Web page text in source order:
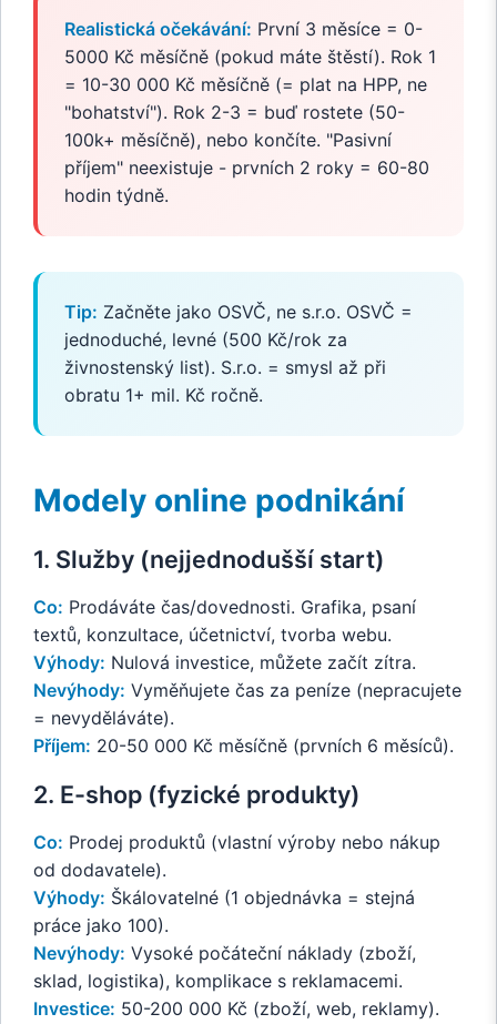
Realistická očekávání: První 3 měsíce = 0-
5000 Kč měsíčně (pokud máte štěstí). Rok 1
= 10-30 000 Kč měsíčně (= plat na HPP, ne
"bohatství"). Rok 2-3 = buď rostete (50-
100k+ měsíčně), nebo končíte. "Pasivní
příjem" neexistuje - prvních 2 roky = 60-80
hodin týdně.
Tip: Začněte jako OSVČ, ne s.r.o. OSVČ =
jednoduché, levné (500 Kč/rok za
živnostenský list). S.r.o. = smysl až při
obratu 1+ mil. Kč ročně.
Modely online podnikání
1. Služby (nejjednodušší start)
Co: Prodáváte čas/dovednosti. Grafika, psaní
textů, konzultace, účetnictví, tvorba webu.
Výhody: Nulová investice, můžete začít zítra.
Nevýhody: Vyměňujete čas za peníze (nepracujete
= nevyděláváte).
Příjem: 20-50 000 Kč měsíčně (prvních 6 měsíců).
2. E-shop (fyzické produkty)
Co: Prodej produktů (vlastní výroby nebo nákup
od dodavatele).
Výhody: Škálovatelné (1 objednávka = stejná
práce jako 100).
Nevýhody: Vysoké počáteční náklady (zboží,
sklad, logistika), komplikace s reklamacemi.
Investice: 50-200 000 Kč (zboží, web, reklamy).